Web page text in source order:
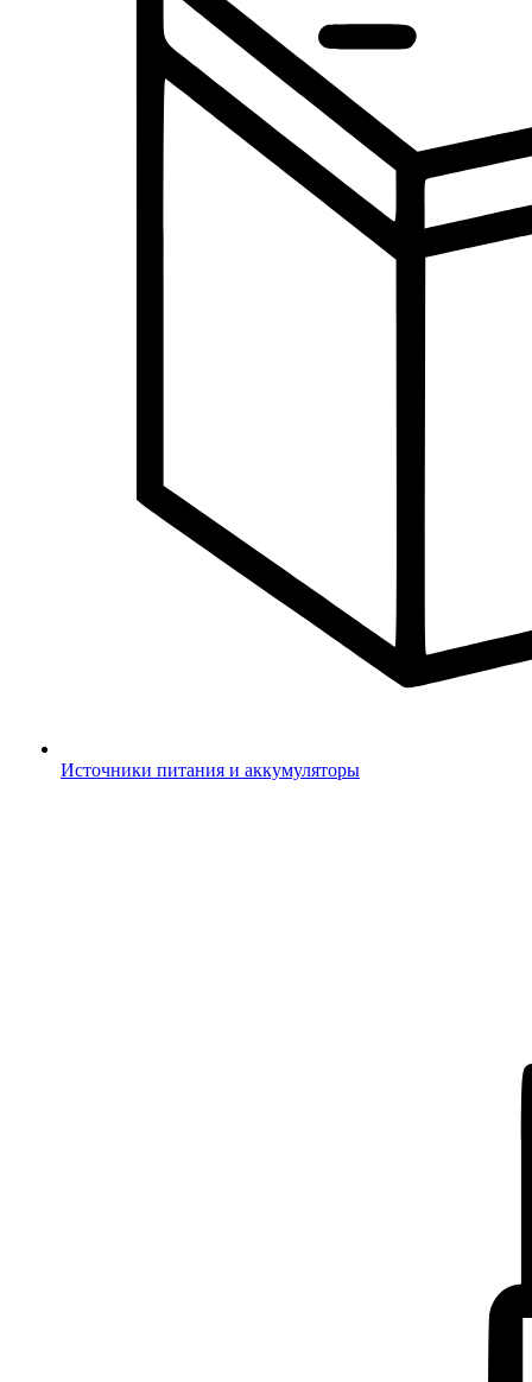
Источники питания и аккумуляторы